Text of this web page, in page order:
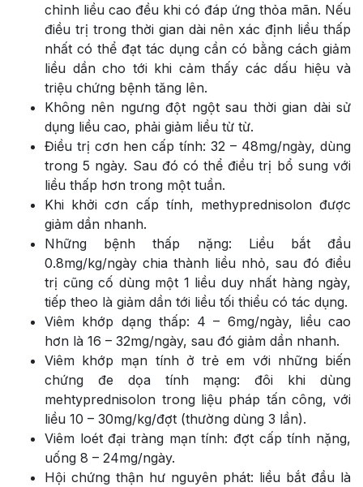
chỉnh liều cao đều khi có đáp ứng thỏa mãn. Nếu
điều trị trong thời gian dài nên xác định liều thấp
nhất có thể đạt tác dụng cần có bằng cách giảm
liều dần cho tới khi cảm thấy các dấu hiệu và
triệu chứng bệnh tăng lên.
Không nên ngưng đột ngột sau thời gian dài sử
dụng liều cao, phải giảm liều từ từ.
Điều trị cơn hen cấp tính: 32 – 48mg/ngày, dùng
trong 5 ngày. Sau đó có thể điều trị bổ sung với
liều thấp hơn trong một tuần.
Khi khởi cơn cấp tính, methyprednisolon được
giảm dần nhanh.
Những bệnh thấp nặng: Liều bắt đầu
0.8mg/kg/ngày chia thành liều nhỏ, sau đó điều
trị cũng cố dùng một 1 liều duy nhất hàng ngày,
tiếp theo là giảm dần tới liều tối thiểu có tác dụng.
Viêm khớp dạng thấp: 4 – 6mg/ngày, liều cao
hơn là 16 – 32mg/ngày, sau đó giảm dần nhanh.
Viêm khớp mạn tính ở trẻ em với những biến
chứng đe dọa tính mạng: đôi khi dùng
mehtyprednisolon trong liệu pháp tấn công, với
liều 10 – 30mg/kg/đợt (thường dùng 3 lần).
Viêm loét đại tràng mạn tính: đợt cấp tính nặng,
uống 8 – 24mg/ngày.
Hội chứng thận hư nguyên phát: liều bắt đầu là